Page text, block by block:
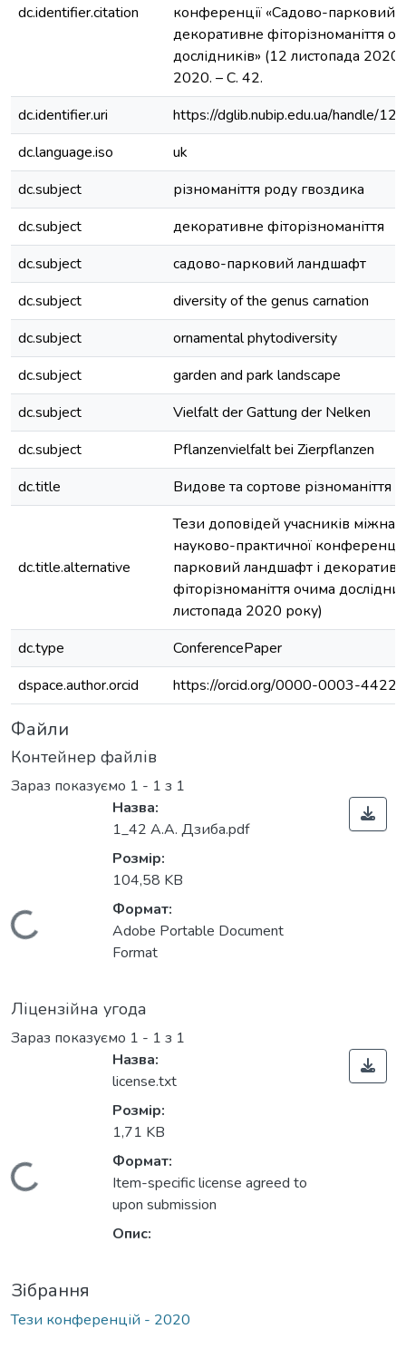
dc.identifier.citation
конференції «Садово-парковий
декоративне фіторізноманіття
дослідників» (12 листопада 2020
2020. – С. 42.
dc.identifier.uri
https://dglib.nubip.edu.ua/handle/
dc.language.iso
uk
dc.subject
різноманіття роду гвоздика
dc.subject
декоративне фіторізноманіття
dc.subject
садово-парковий ландшафт
dc.subject
diversity of the genus carnation
dc.subject
ornamental phytodiversity
dc.subject
garden and park landscape
dc.subject
Vielfalt der Gattung der Nelken
dc.subject
Pflanzenvielfalt bei Zierpflanzen
dc.title
Видове та сортове різноманіття
dc.title.alternative
Тези доповідей учасників
науково-практичної
парковий ландшафт і
фіторізноманіття очима
листопада 2020 року)
dc.type
ConferencePaper
dspace.author.orcid
https://orcid.org/0000-0003-
Файли
Контейнер файлів
Зараз показуємо 1 - 1 з 1
Вантажиться...
Назва:
1_42 А.А. Дзиба.pdf
Розмір:
104,58 KB
Формат:
Adobe Portable Document
Format
Ліцензійна угода
Зараз показуємо 1 - 1 з 1
Вантажиться...
Назва:
license.txt
Розмір:
1,71 KB
Формат:
Item-specific license agreed to
upon submission
Опис:
Зібрання
Тези конференцій - 2020